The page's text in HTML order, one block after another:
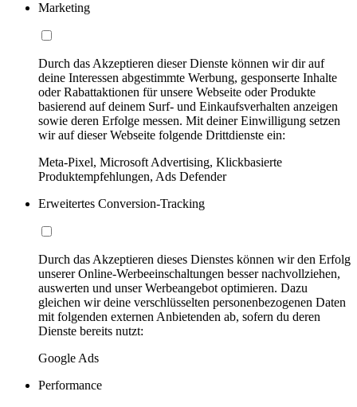
Marketing
Durch das Akzeptieren dieser Dienste können wir dir auf
deine Interessen abgestimmte Werbung, gesponserte Inhalte
oder Rabattaktionen für unsere Webseite oder Produkte
basierend auf deinem Surf- und Einkaufsverhalten anzeigen
sowie deren Erfolge messen. Mit deiner Einwilligung setzen
wir auf dieser Webseite folgende Drittdienste ein:
Meta-Pixel, Microsoft Advertising, Klickbasierte
Produktempfehlungen, Ads Defender
Erweitertes Conversion-Tracking
Durch das Akzeptieren dieses Dienstes können wir den Erfolg
unserer Online-Werbeeinschaltungen besser nachvollziehen,
auswerten und unser Werbeangebot optimieren. Dazu
gleichen wir deine verschlüsselten personenbezogenen Daten
mit folgenden externen Anbietenden ab, sofern du deren
Dienste bereits nutzt:
Google Ads
Performance